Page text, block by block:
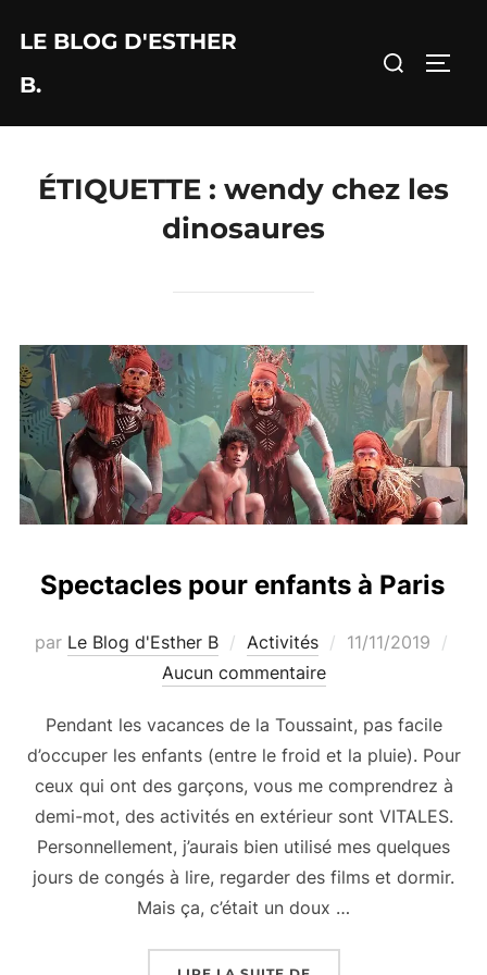
contenu
LE BLOG D'ESTHER
B.
Rechercher :
ÉTIQUETTE : wendy chez les
dinosaures
Spectacles pour enfants à Paris
par Le Blog d'Esther B Activités
Publié
11/11/2019
Aucun commentaire
Pendant les vacances de la Toussaint, pas facile
d’occuper les enfants (entre le froid et la pluie). Pour
ceux qui ont des garçons, vous me comprendrez à
demi-mot, des activités en extérieur sont VITALES.
Personnellement, j’aurais bien utilisé mes quelques
jours de congés à lire, regarder des films et dormir.
Mais ça, c’était un doux …